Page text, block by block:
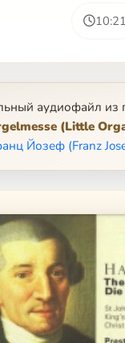
10:21
аудиофайл из
(Little
Йозеф (Franz